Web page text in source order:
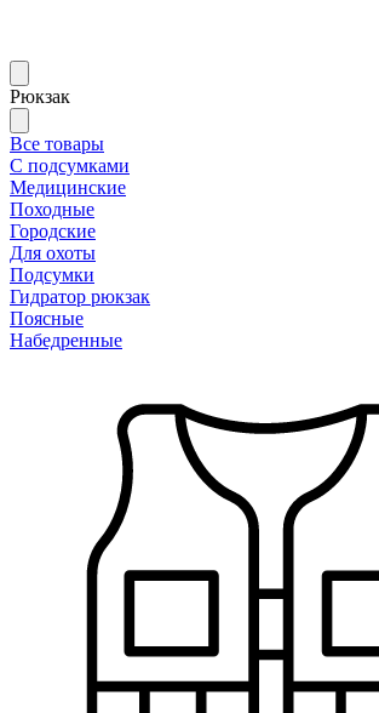
Рюкзак
Все товары
С подсумками
Медицинские
Походные
Городские
Для охоты
Подсумки
Гидратор рюкзак
Поясные
Набедренные